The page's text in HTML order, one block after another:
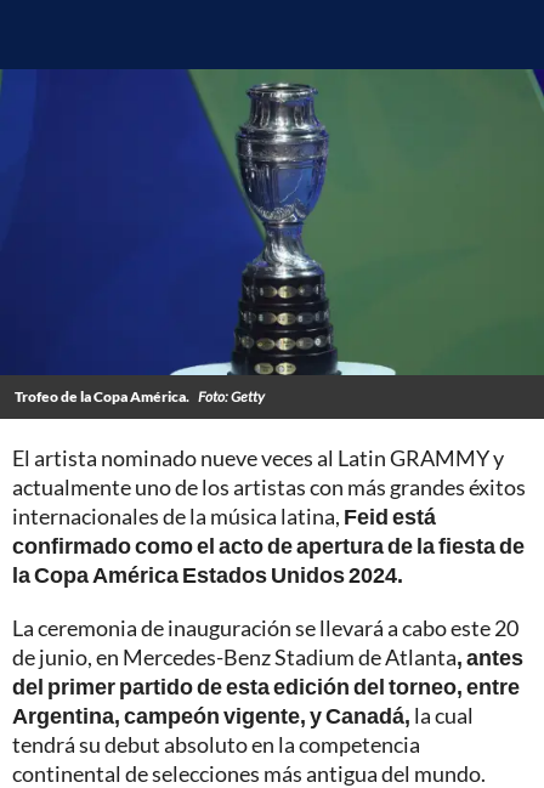
Trofeo de la Copa América. Foto: Getty
El artista nominado nueve veces al Latin GRAMMY y
actualmente uno de los artistas con más grandes éxitos
internacionales de la música latina, Feid está
confirmado como el acto de apertura de la fiesta de
la Copa América Estados Unidos 2024.
La ceremonia de inauguración se llevará a cabo este 20
de junio, en Mercedes-Benz Stadium de Atlanta, antes
del primer partido de esta edición del torneo, entre
Argentina, campeón vigente, y Canadá, la cual
tendrá su debut absoluto en la competencia
continental de selecciones más antigua del mundo.